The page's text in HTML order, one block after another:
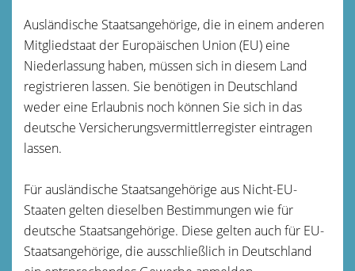
Ausländische Staatsangehörige, die in einem anderen
Mitgliedstaat der Europäischen Union (EU) eine
Niederlassung haben, müssen sich in diesem Land
registrieren lassen. Sie benötigen in Deutschland
weder eine Erlaubnis noch können Sie sich in das
deutsche Versicherungsvermittlerregister eintragen
lassen.
Für ausländische Staatsangehörige aus Nicht-EU-
Staaten gelten dieselben Bestimmungen wie für
deutsche Staatsangehörige. Diese gelten auch für EU-
Staatsangehörige, die ausschließlich in Deutschland